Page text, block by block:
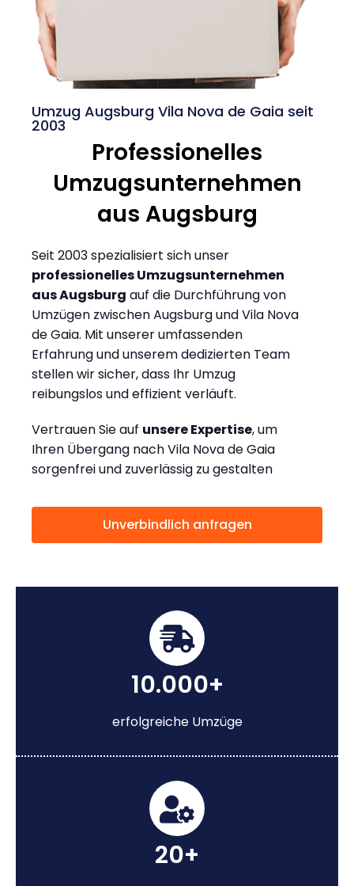
Umzug Augsburg Vila Nova de Gaia seit
2003
Professionelles
Umzugsunternehmen
aus Augsburg
Seit 2003 spezialisiert sich unser
professionelles Umzugsunternehmen
aus Augsburg auf die Durchführung von
Umzügen zwischen Augsburg und Vila Nova
de Gaia. Mit unserer umfassenden
Erfahrung und unserem dedizierten Team
stellen wir sicher, dass Ihr Umzug
reibungslos und effizient verläuft.
Vertrauen Sie auf unsere Expertise, um
Ihren Übergang nach Vila Nova de Gaia
sorgenfrei und zuverlässig zu gestalten
Unverbindlich anfragen
10.000+
erfolgreiche Umzüge
20+